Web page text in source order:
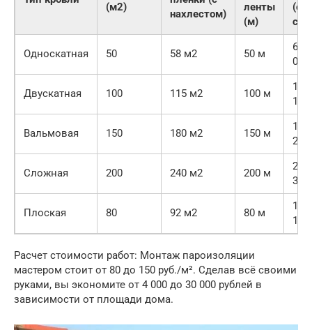
(м2)
нахлестом)
ленты
(м)
Односкатная 50 58 м2 50 м
6
000
Двускатная 100 115 м2 100 м
12
18
Вальмовая 150 180 м2 150 м
18
27
Сложная 200 240 м2 200 м
24
36
Плоская 80 92 м2 80 м
10
15
Расчет стоимости работ: Монтаж пароизоляции
мастером стоит от 80 до 150 руб./м². Сделав всё своими
руками, вы экономите от 4 000 до 30 000 рублей в
зависимости от площади дома.